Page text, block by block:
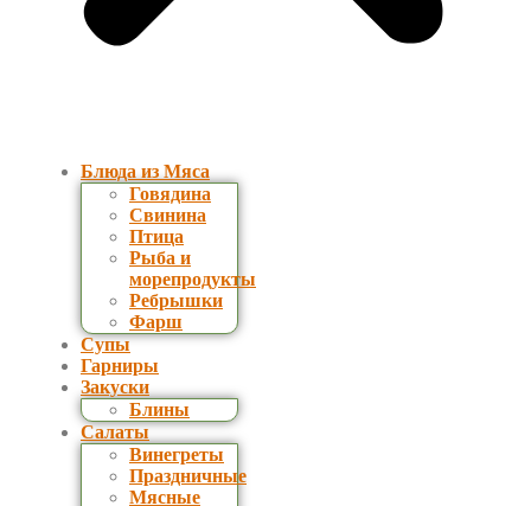
Блюда из Мяса
Говядина
Свинина
Птица
Рыба и
морепродукты
Ребрышки
Фарш
Супы
Гарниры
Закуски
Блины
Салаты
Винегреты
Праздничные
Мясные